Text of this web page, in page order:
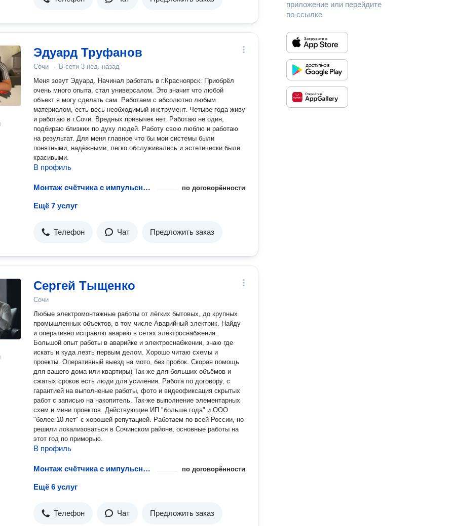
Эдуард Труфанов
Сочи · В сети 3 нед. назад
Меня зовут Эдуард. Начинал работать в г.Красноярск. Приобрёл
очень много опыта, стал универсалом. Это значит что любой
объект я могу сделать сам. Работаем с абсолютно любым
материалом, есть весь необходимый инструмент. Четыре года живу
и работаю в г.Сочи. Вредных привычек нет. Работаю не один,
подбираю близких по духу людей. Работу свою люблю и работаю
на результат. Для меня главное что бы мои системы были
понятными, надёжными, легко обслуживались и эстетически были
красивыми.
В профиль
Монтаж счётчика с импульсным выходом по договорённости
Ещё 7 услуг
Телефон Чат Предложить заказ
Сергей Тыщенко
Сочи
Любые электромонтажные работы от лёгких бытовых, до крупных
промышленных объектов, в том числе Аварийный электрик. Найду
и оперативно исправлю аварию в сетях электроснабжения.
Большой опыт работы в аварийке и электроснабжении, знаю где
искать и куда лезть первым делом. Хорошо читаю схемы и
проекты. Оперативный выезд на мото, без пробок. Скорая помощь
для вашего дома или квартиры) Так-же для больших объёмов и
сжатых сроков есть люди для усиления. Работа по договору, с
гарантией на выполненые работы, фото и видеофиксация скрытых
работ с записью на накопитель. Так-же выполнение элементарных
схем и мини проектов. Действующие ИП "больше года" и ООО
"более 10 лет" с хорошей репутацией. Работаем по всей России, но
решили локализоваться в Сочинском районе, основные работы на
этот год по приморью.
В профиль
Монтаж счётчика с импульсным выходом по договорённости
Ещё 6 услуг
Телефон Чат Предложить заказ
приложение или перейдите
по ссылке